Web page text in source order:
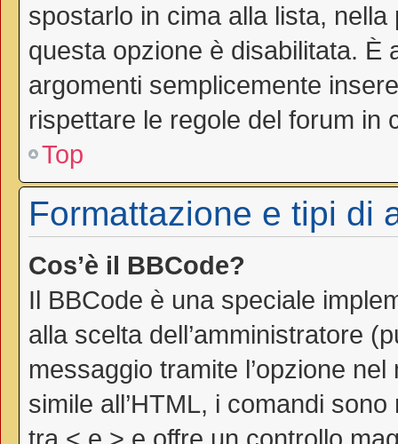
spostarlo in cima alla lista,
questa opzione è disabilitata. È
argomenti semplicemente
rispettare le regole del forum in
Top
Formattazione e tipi di
Cos’è il BBCode?
Il BBCode è una speciale
alla scelta dell’amministratore
messaggio tramite l’opzione
simile all’HTML, i comandi